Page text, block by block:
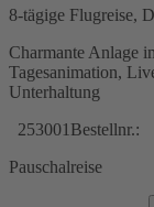
8-tägige Flugreise,
Charmante Anlage
Tagesanimation,
Unterhaltung
253001 Bestellnr.:
Pauschalreise